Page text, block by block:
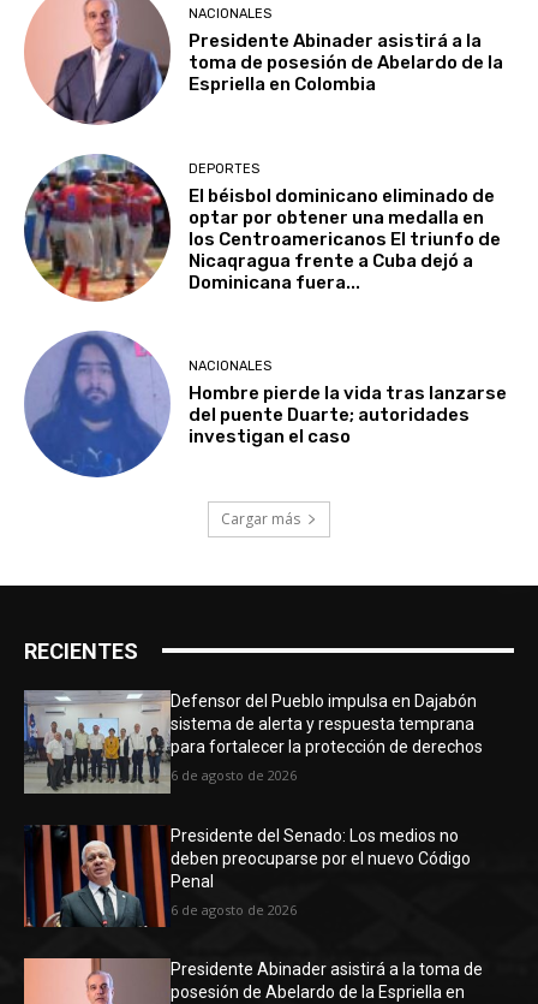
NACIONALES
Presidente Abinader asistirá a la
toma de posesión de Abelardo de la
Espriella en Colombia
DEPORTES
El béisbol dominicano eliminado de
optar por obtener una medalla en
los Centroamericanos El triunfo de
Nicaqragua frente a Cuba dejó a
Dominicana fuera...
NACIONALES
Hombre pierde la vida tras lanzarse
del puente Duarte; autoridades
investigan el caso
Cargar más
RECIENTES
Defensor del Pueblo impulsa en Dajabón
sistema de alerta y respuesta temprana
para fortalecer la protección de derechos
6 de agosto de 2026
Presidente del Senado: Los medios no
deben preocuparse por el nuevo Código
Penal
6 de agosto de 2026
Presidente Abinader asistirá a la toma de
posesión de Abelardo de la Espriella en